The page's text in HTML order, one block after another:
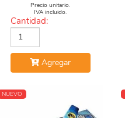
Precio unitario.
IVA incluido.
Cantidad:
Agregar
NUEVO